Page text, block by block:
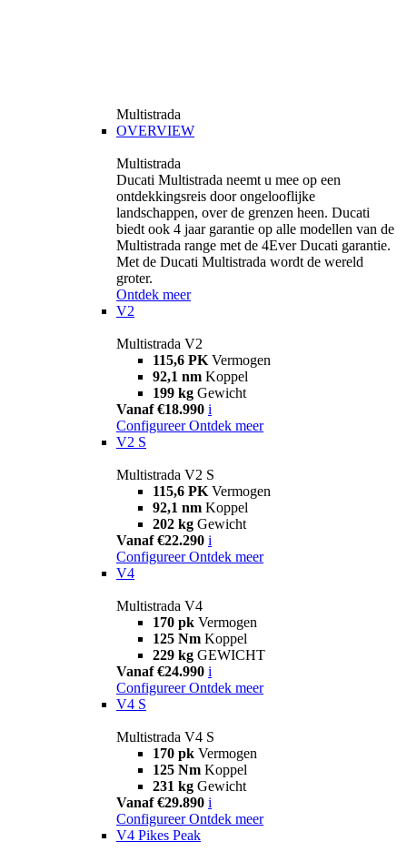
Multistrada
OVERVIEW
Multistrada
Ducati Multistrada neemt u mee op een
ontdekkingsreis door ongelooflijke
landschappen, over de grenzen heen. Ducati
biedt ook 4 jaar garantie op alle modellen van de
Multistrada range met de 4Ever Ducati garantie.
Met de Ducati Multistrada wordt de wereld
groter.
Ontdek meer
V2
Multistrada V2
115,6 PK Vermogen
92,1 nm Koppel
199 kg Gewicht
Vanaf €18.990 i
Configureer Ontdek meer
V2 S
Multistrada V2 S
115,6 PK Vermogen
92,1 nm Koppel
202 kg Gewicht
Vanaf €22.290 i
Configureer Ontdek meer
V4
Multistrada V4
170 pk Vermogen
125 Nm Koppel
229 kg GEWICHT
Vanaf €24.990 i
Configureer Ontdek meer
V4 S
Multistrada V4 S
170 pk Vermogen
125 Nm Koppel
231 kg Gewicht
Vanaf €29.890 i
Configureer Ontdek meer
V4 Pikes Peak